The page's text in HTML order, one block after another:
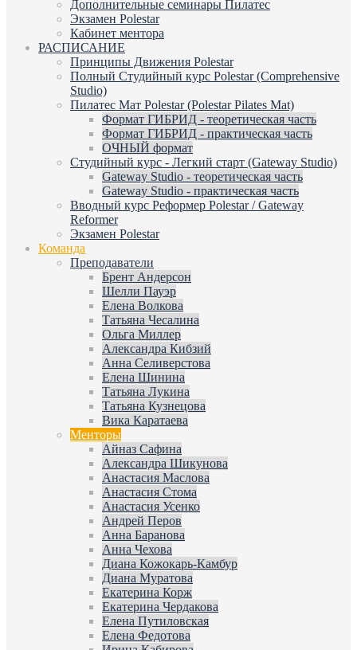
Дополнительные семинары Пилатес
Экзамен Polestar
Кабинет ментора
РАСПИСАНИЕ
Принципы Движения Polestar
Полный Студийный курс Polestar (Comprehensive
Studio)
Пилатес Мат Polestar (Polestar Pilates Mat)
Формат ГИБРИД - теоретическая часть
Формат ГИБРИД - практическая часть
ОЧНЫЙ формат
Студийный курс - Легкий старт (Gateway Studio)
Gateway Studio - теоретическая часть
Gateway Studio - практическая часть
Вводный курс Реформер Polestar / Gateway
Reformer
Экзамен Polestar
Команда
Преподаватели
Брент Андерсон
Шелли Пауэр
Елена Волкова
Татьяна Чесалина
Ольга Миллер
Александра Кибзий
Анна Селиверстова
Елена Шинина
Татьяна Лукина
Татьяна Кузнецова
Вика Каратаева
Менторы
Айназ Сафина
Александра Шикунова
Анастасия Маслова
Анастасия Стома
Анастасия Усенко
Андрей Перов
Анна Баранова
Анна Чехова
Диана Кожокарь-Камбур
Диана Муратова
Екатерина Корж
Екатерина Чердакова
Елена Путиловская
Елена Федотова